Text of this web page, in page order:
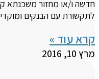
חדשה ו/או מחזור משכנתא
לתקשורת עם הבנקים ומוקדי
קרא עוד »
מרץ 10, 2016